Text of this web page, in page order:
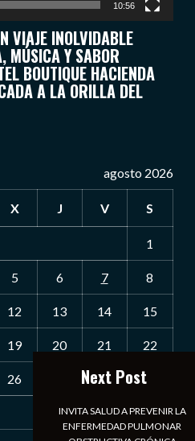
10:56
VIAJE INOLVIDABLE
MÚSICA Y SABOR
BOUTIQUE HACIENDA
A LA ORILLA DEL
agosto 2026
X J V S
1
5 6 7 8
12 13 14 15
19 20 21 22
26 28 29
Next Post
INVITA SALUD A PREVENIR LA
ENFERMEDAD PULMONAR